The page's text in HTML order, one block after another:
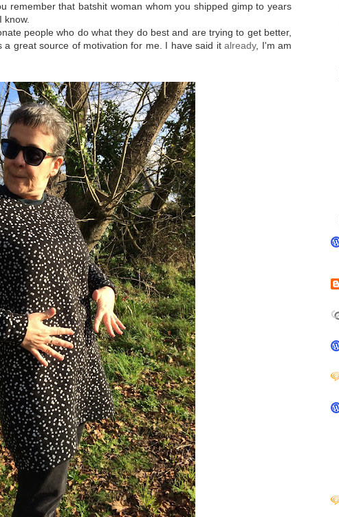
remember that batshit woman whom you shipped gimp to years
know.
people who do what they do best and are trying to get better,
a great source of motivation for me. I have said italready, I'm am